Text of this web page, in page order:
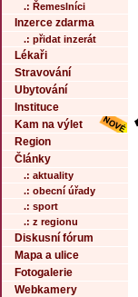
.: Řemeslníci
Inzerce zdarma
.: přidat inzerát
Lékaři
Stravování
Ubytování
Instituce
Kam na výlet
Region
Články
.: aktuality
.: obecní úřady
.: sport
.: z regionu
Diskusní fórum
Mapa a ulice
Fotogalerie
Webkamery